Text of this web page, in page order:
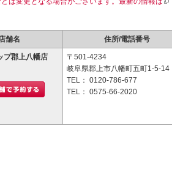
舗名 住所/電話番号
プ郡上八幡店
〒501-4234
岐阜県郡上市八幡町五町1-5-14
TEL： 0120-786-677
TEL： 0575-66-2020